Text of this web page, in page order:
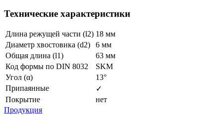
Технические характеристики
Длина режущей части (l2) 18 мм
Диаметр хвостовика (d2)
6 мм
Общая длина (l1)
63 мм
Код формы по DIN 8032
SKM
Угол (α)
13°
Припаянные
✓
Покрытие
нет
Продукция